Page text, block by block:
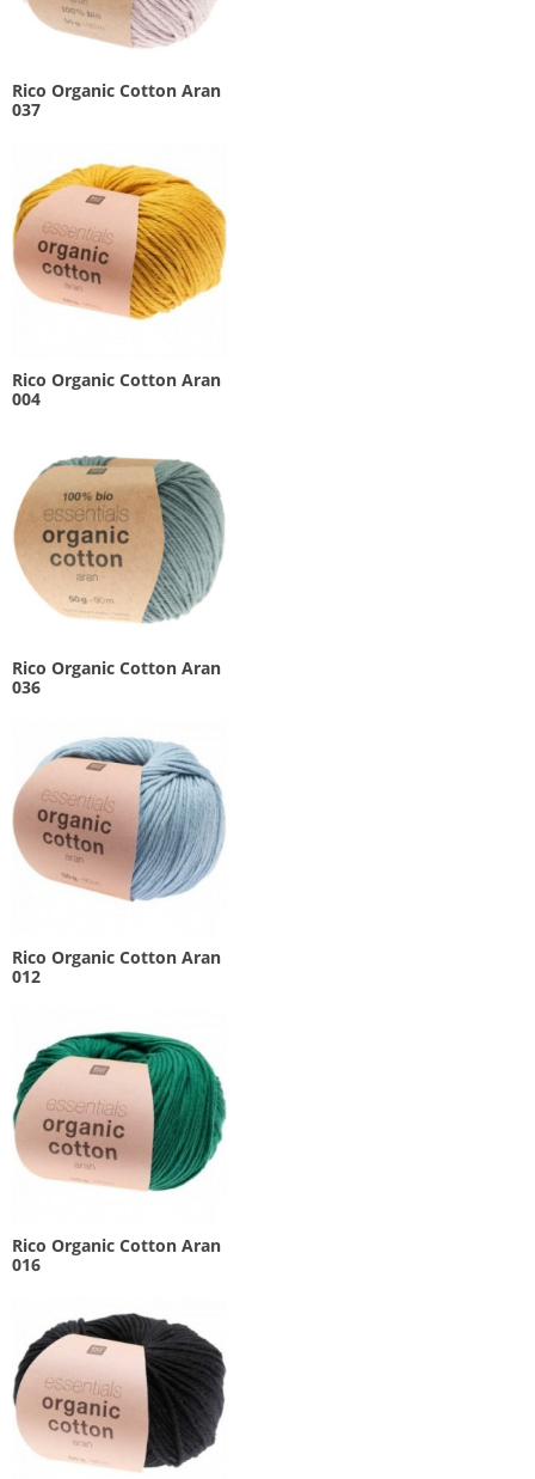
Rico Organic Cotton Aran
037
Rico Organic Cotton Aran
004
Rico Organic Cotton Aran
036
Rico Organic Cotton Aran
012
Rico Organic Cotton Aran
016